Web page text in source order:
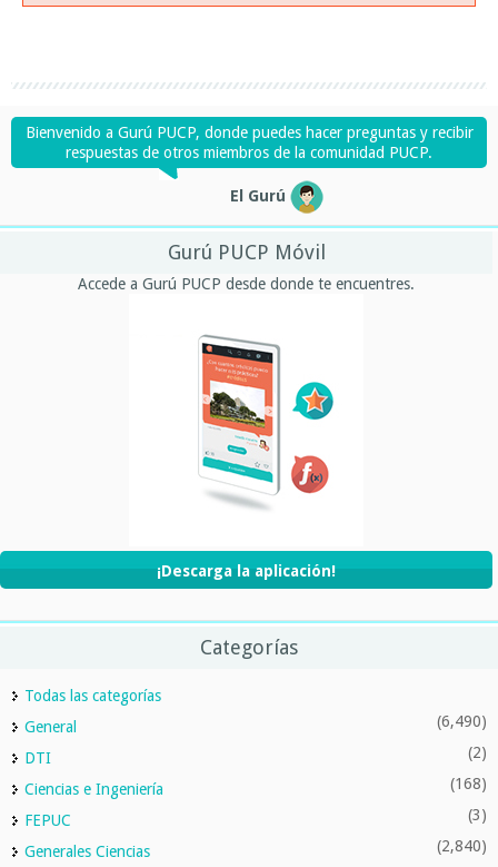
Bienvenido a Gurú PUCP, donde puedes hacer preguntas y recibir
respuestas de otros miembros de la comunidad PUCP.
El Gurú
Gurú PUCP Móvil
Accede a Gurú PUCP desde donde te encuentres.
¡Descarga la aplicación!
Categorías
Todas las categorías
General
(6,490)
DTI (2)
Ciencias e Ingeniería (168)
FEPUC (3)
Generales Ciencias (2,840)